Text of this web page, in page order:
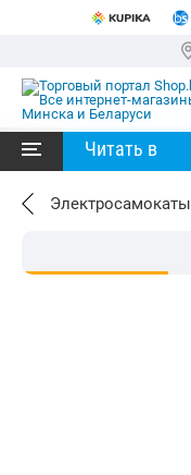
Читать в
Электросамокаты